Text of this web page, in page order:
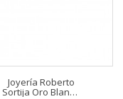
Joyería Roberto
Sortija Oro Blanco Con 6...